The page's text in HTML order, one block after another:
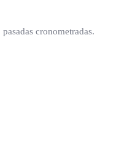
cronometradas.